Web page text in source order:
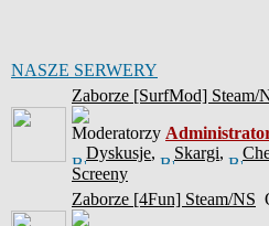
NASZE SERWERY
Zaborze [SurfMod] Steam/
Moderatorzy
Dyskusje, Skargi,
Screeny
Zaborze [4Fun] Steam/NS